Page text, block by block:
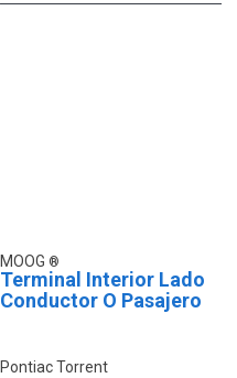
MOOG
Terminal Interior Lado
Conductor O Pasajero
Pontiac Torrent